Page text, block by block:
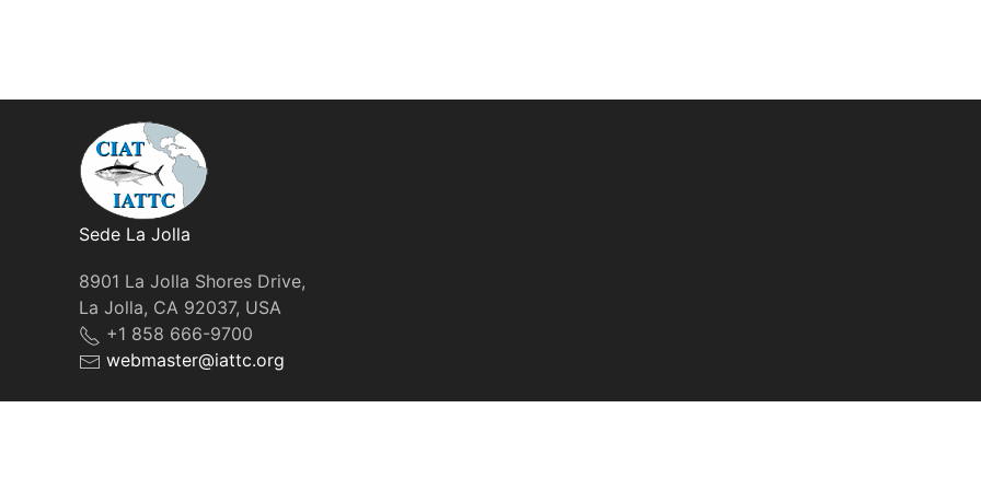
Sede La Jolla
8901 La Jolla Shores Drive,
La Jolla, CA 92037, USA
+1 858 666-9700
webmaster@iattc.org